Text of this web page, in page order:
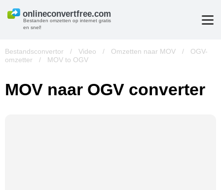
Bestanden omzetten op internet gratis
en snel!
Bestandsconvertor / Video / Omzetten naar MOV /
OGV-
omzetter
/ MOV to OGV
MOV naar OGV converter